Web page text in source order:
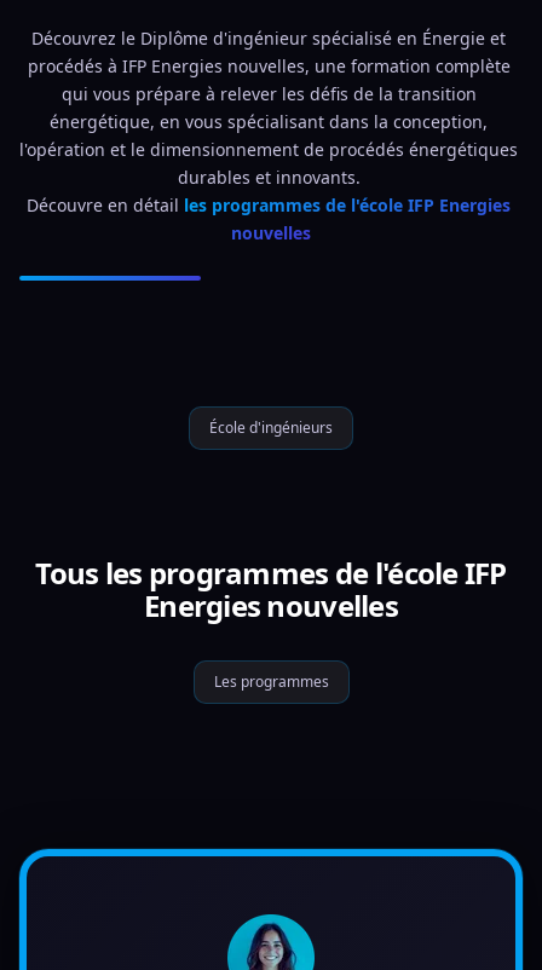
Découvrez le Diplôme d'ingénieur spécialisé en Énergie et
procédés à IFP Energies nouvelles, une formation complète
qui vous prépare à relever les défis de la transition
énergétique, en vous spécialisant dans la conception,
l'opération et le dimensionnement de procédés énergétiques
durables et innovants.
Découvre en détail les programmes de l'école IFP Energies
nouvelles
École d'ingénieurs
Tous les programmes de l'école IFP
Energies nouvelles
Les programmes